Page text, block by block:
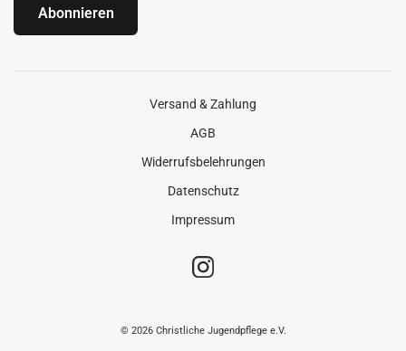
Abonnieren
Versand & Zahlung
AGB
Widerrufsbelehrungen
Datenschutz
Impressum
© 2026 Christliche Jugendpflege e.V.